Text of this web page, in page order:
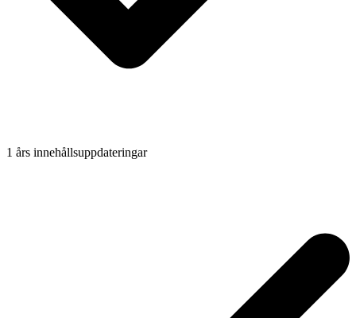
1 års innehållsuppdateringar